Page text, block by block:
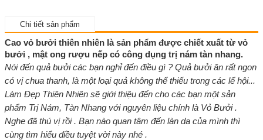
Chi tiết sản phẩm
Cao vỏ bưởi thiên nhiên là sản phẩm được chiết xuất từ vỏ
bưởi , mật ong rượu nếp có công dụng trị nám tàn nhang.
Nói đến quả bưởi các bạn nghỉ đến điều gì ? Quả bưởi ăn rất ngon
có vị chua thanh, là một loại quả không thể thiếu trong các lể hội...
Làm Đẹp Thiên Nhiên sẽ giới thiệu đến cho các bạn một sản
phẩm Trị Nám, Tàn Nhang với nguyên liệu chính là Vỏ Bưởi .
Nghe đã thú vị rồi . Bạn nào quan tâm đến làn da của mình thì
cùng tìm hiểu điều tuyệt vời này nhé .